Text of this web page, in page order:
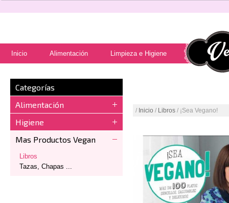
Inicio Alimentación Limpieza e Higiene
Categorías
Alimentación
Higiene
Mas Productos Vegan
Libros
Tazas, Chapas ...
/ Inicio / Libros / ¡Sea Vegano!